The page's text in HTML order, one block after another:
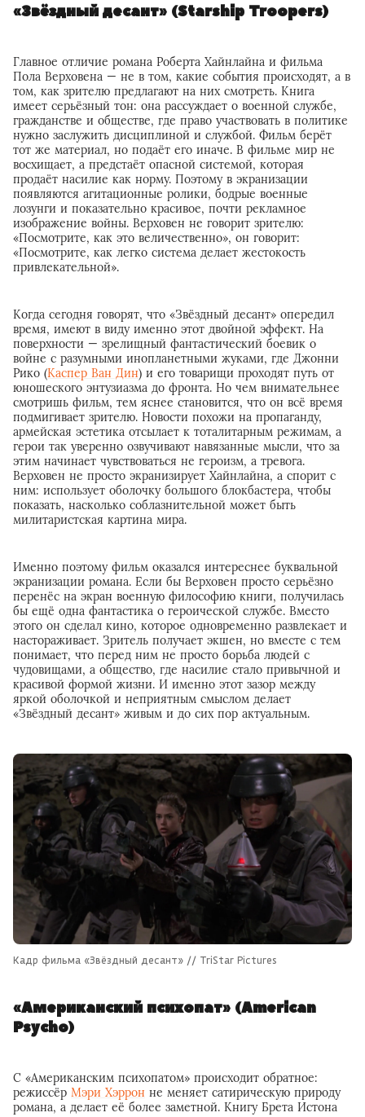
«Звёздный десант» (Starship Troopers)
Главное отличие романа Роберта Хайнлайна и фильма
Пола Верховена — не в том, какие события происходят, а в
том, как зрителю предлагают на них смотреть. Книга
имеет серьёзный тон: она рассуждает о военной службе,
гражданстве и обществе, где право участвовать в политике
нужно заслужить дисциплиной и службой. Фильм берёт
тот же материал, но подаёт его иначе. В фильме мир не
восхищает, а предстаёт опасной системой, которая
продаёт насилие как норму. Поэтому в экранизации
появляются агитационные ролики, бодрые военные
лозунги и показательно красивое, почти рекламное
изображение войны. Верховен не говорит зрителю:
«Посмотрите, как это величественно», он говорит:
«Посмотрите, как легко система делает жестокость
привлекательной».
Когда сегодня говорят, что «Звёздный десант» опередил
время, имеют в виду именно этот двойной эффект. На
поверхности — зрелищный фантастический боевик о
войне с разумными инопланетными жуками, где Джонни
Рико (Каспер Ван Дин) и его товарищи проходят путь от
юношеского энтузиазма до фронта. Но чем внимательнее
смотришь фильм, тем яснее становится, что он всё время
подмигивает зрителю. Новости похожи на пропаганду,
армейская эстетика отсылает к тоталитарным режимам, а
герои так уверенно озвучивают навязанные мысли, что за
этим начинает чувствоваться не героизм, а тревога.
Верховен не просто экранизирует Хайнлайна, а спорит с
ним: использует оболочку большого блокбастера, чтобы
показать, насколько соблазнительной может быть
милитаристская картина мира.
Именно поэтому фильм оказался интереснее буквальной
экранизации романа. Если бы Верховен просто серьёзно
перенёс на экран военную философию книги, получилась
бы ещё одна фантастика о героической службе. Вместо
этого он сделал кино, которое одновременно развлекает и
настораживает. Зритель получает экшен, но вместе с тем
понимает, что перед ним не просто борьба людей с
чудовищами, а общество, где насилие стало привычной и
красивой формой жизни. И именно этот зазор между
яркой оболочкой и неприятным смыслом делает
«Звёздный десант» живым и до сих пор актуальным.
Кадр фильма «Звёздный десант» // TriStar Pictures
«Американский психопат» (American
Psycho)
С «Американским психопатом» происходит обратное:
режиссёр Мэри Хэррон не меняет сатирическую природу
романа, а делает её более заметной. Книгу Брета Истона